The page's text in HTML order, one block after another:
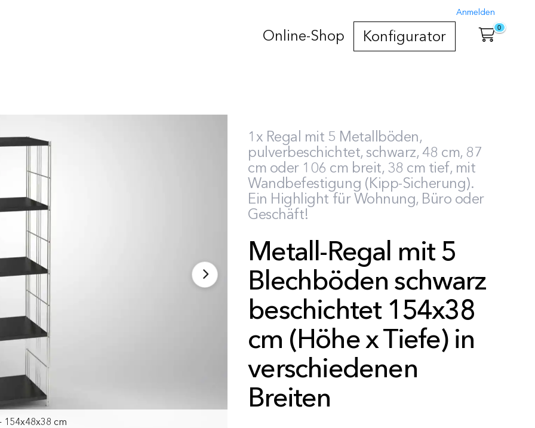
Anmelden
0
Online-Shop Konfigurator
154x48x38 cm
cm
cmcm
1x Regal mit 5 Metallböden,
pulverbeschichtet, schwarz, 48 cm, 87
cm oder 106 cm breit, 38 cm tief, mit
Wandbefestigung (Kipp-Sicherung).
Ein Highlight für Wohnung, Büro oder
Geschäft!
Metall-Regal mit 5
Blechböden schwarz
beschichtet 154x38
cm (Höhe x Tiefe) in
verschiedenen
Breiten